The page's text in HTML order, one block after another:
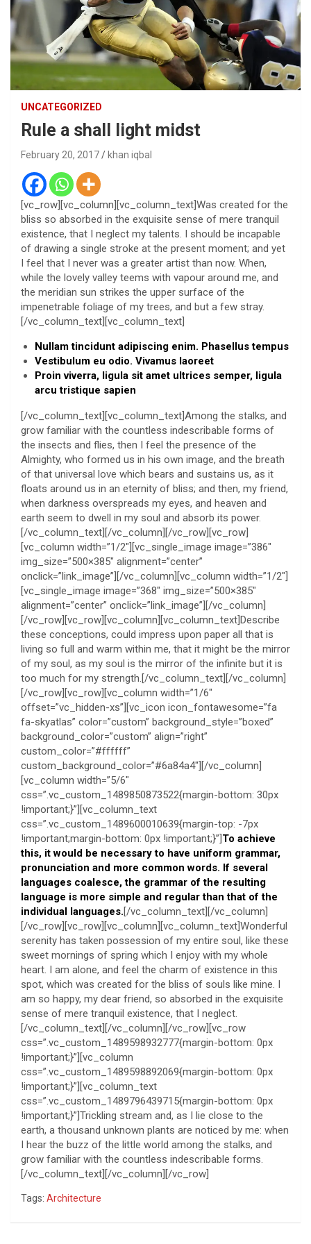
UNCATEGORIZED
Rule a shall light midst
February 20, 2017 khan iqbal
[vc_row][vc_column][vc_column_text]Was created for the
bliss so absorbed in the exquisite sense of mere tranquil
existence, that I neglect my talents. I should be incapable
of drawing a single stroke at the present moment; and yet
I feel that I never was a greater artist than now. When,
while the lovely valley teems with vapour around me, and
the meridian sun strikes the upper surface of the
impenetrable foliage of my trees, and but a few stray.
[/vc_column_text][vc_column_text]
Nullam tincidunt adipiscing enim. Phasellus tempus
Vestibulum eu odio. Vivamus laoreet
Proin viverra, ligula sit amet ultrices semper, ligula
arcu tristique sapien
[/vc_column_text][vc_column_text]Among the stalks, and
grow familiar with the countless indescribable forms of
the insects and flies, then I feel the presence of the
Almighty, who formed us in his own image, and the breath
of that universal love which bears and sustains us, as it
floats around us in an eternity of bliss; and then, my friend,
when darkness overspreads my eyes, and heaven and
earth seem to dwell in my soul and absorb its power.
[/vc_column_text][/vc_column][/vc_row][vc_row]
[vc_column width=”1/2″][vc_single_image image=”386″
img_size=”500×385″ alignment=”center”
onclick=”link_image”][/vc_column][vc_column width=”1/2″]
[vc_single_image image=”368″ img_size=”500×385″
alignment=”center” onclick=”link_image”][/vc_column]
[/vc_row][vc_row][vc_column][vc_column_text]Describe
these conceptions, could impress upon paper all that is
living so full and warm within me, that it might be the mirror
of my soul, as my soul is the mirror of the infinite but it is
too much for my strength.[/vc_column_text][/vc_column]
[/vc_row][vc_row][vc_column width=”1/6″
offset=”vc_hidden-xs”][vc_icon icon_fontawesome=”fa
fa-skyatlas” color=”custom” background_style=”boxed”
background_color=”custom” align=”right”
custom_color=”#ffffff”
custom_background_color=”#6a84a4″][/vc_column]
[vc_column width=”5/6″
css=”.vc_custom_1489850873522{margin-bottom: 30px
!important;}”][vc_column_text
css=”.vc_custom_1489600010639{margin-top: -7px
!important;margin-bottom: 0px !important;}”]To achieve
this, it would be necessary to have uniform grammar,
pronunciation and more common words. If several
languages coalesce, the grammar of the resulting
language is more simple and regular than that of the
individual languages.[/vc_column_text][/vc_column]
[/vc_row][vc_row][vc_column][vc_column_text]Wonderful
serenity has taken possession of my entire soul, like these
sweet mornings of spring which I enjoy with my whole
heart. I am alone, and feel the charm of existence in this
spot, which was created for the bliss of souls like mine. I
am so happy, my dear friend, so absorbed in the exquisite
sense of mere tranquil existence, that I neglect.
[/vc_column_text][/vc_column][/vc_row][vc_row
css=”.vc_custom_1489598932777{margin-bottom: 0px
!important;}”][vc_column
css=”.vc_custom_1489598892069{margin-bottom: 0px
!important;}”][vc_column_text
css=”.vc_custom_1489796439715{margin-bottom: 0px
!important;}”]Trickling stream and, as I lie close to the
earth, a thousand unknown plants are noticed by me: when
I hear the buzz of the little world among the stalks, and
grow familiar with the countless indescribable forms.
[/vc_column_text][/vc_column][/vc_row]
Tags: Architecture